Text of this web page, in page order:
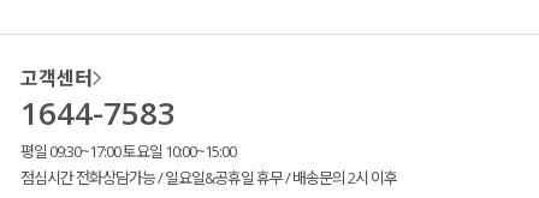
고객센터
1644-7583
평일 09:30~17:00 토요일 10:00~15:00
점심시간 전화상담가능 / 일요일&공휴일 휴무 / 배송문의 2시 이후